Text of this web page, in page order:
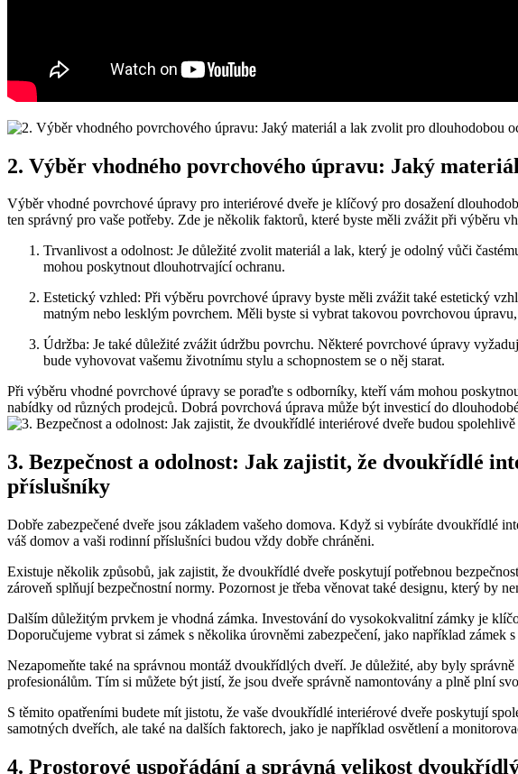
2. Výběr vhodného povrchového úpravu: Jaký
Výběr vhodné povrchové úpravy pro interiérové dveře je klíčový pro dosažení
ten správný pro vaše potřeby. Zde je několik faktorů, které byste měli zvážit při výběru
Trvanlivost a odolnost: Je důležité zvolit materiál a lak, který je odolný vůči
mohou poskytnout dlouhotrvající ochranu.
Estetický vzhled: Při výběru povrchové úpravy byste měli zvážit také estetický
matným nebo lesklým povrchem. Měli byste si vybrat takovou povrchovou
Údržba: Je také důležité zvážit údržbu povrchu. Některé povrchové úpravy
bude vyhovovat vašemu životnímu stylu a schopnostem se o něj starat.
Při výběru vhodné povrchové úpravy se poraďte s odborníky, kteří vám mohou
nabídky od různých prodejců. Dobrá povrchová úprava může být investicí do
3. Bezpečnost a odolnost: Jak zajistit, že dvoukřídlé
příslušníky
Dobře zabezpečené dveře jsou základem vašeho domova. Když si vybíráte dvoukřídlé
váš domov a vaši rodinní příslušníci budou vždy dobře chráněni.
Existuje několik způsobů, jak zajistit, že dvoukřídlé dveře poskytují potřebnou
zároveň splňují bezpečnostní normy. Pozornost je třeba věnovat také designu, který by
Dalším důležitým prvkem je vhodná zámka. Investování do vysokokvalitní zámky je
Doporučujeme vybrat si zámek s několika úrovněmi zabezpečení, jako například
Nezapomeňte také na správnou montáž dvoukřídlých dveří. Je důležité, aby byly
profesionálům. Tím si můžete být jistí, že jsou dveře správně namontovány a plně plní
S těmito opatřeními budete mít jistotu, že vaše dvoukřídlé interiérové dveře poskytují
samotných dveřích, ale také na dalších faktorech, jako je například osvětlení a
4. Prostorové uspořádání a správná velikost